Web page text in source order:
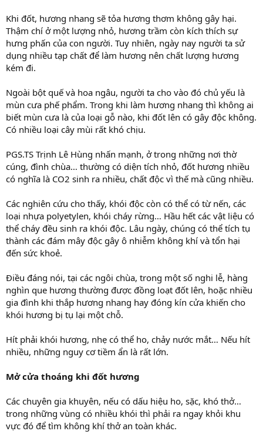
Khi đốt, hương nhang sẽ tỏa hương thơm không gây hại.
Thậm chí ở một lượng nhỏ, hương trầm còn kích thích sự
hưng phấn của con người. Tuy nhiên, ngày nay người ta sử
dụng nhiều tạp chất để làm hương nên chất lượng hương
kém đi.
Ngoài bột quế và hoa ngâu, người ta cho vào đó chủ yếu là
mùn cưa phế phẩm. Trong khi làm hương nhang thì không ai
biết mùn cưa là của loại gỗ nào, khi đốt lên có gây độc không.
Có nhiều loại cây mùi rất khó chịu.
PGS.TS Trịnh Lê Hùng nhấn mạnh, ở trong những nơi thờ
cúng, đình chùa… thường có diện tích nhỏ, đốt hương nhiều
có nghĩa là CO2 sinh ra nhiều, chất độc vì thế mà cũng nhiều.
Các nghiên cứu cho thấy, khói độc còn có thể có từ nến, các
loại nhựa polyetylen, khói cháy rừng… Hầu hết các vật liệu có
thể cháy đều sinh ra khói độc. Lâu ngày, chúng có thể tích tụ
thành các đám mây độc gây ô nhiễm không khí và tổn hại
đến sức khoẻ.
Điều đáng nói, tại các ngôi chùa, trong một số nghi lễ, hàng
nghìn que hương thường được đồng loạt đốt lên, hoặc nhiều
gia đình khi thắp hương nhang hay đóng kín cửa khiến cho
khói hương bị tụ lại một chỗ.
Hít phải khói hương, nhẹ có thể ho, chảy nước mắt… Nếu hít
nhiều, những nguy cơ tiềm ẩn là rất lớn.
Mở cửa thoáng khi đốt hương
Các chuyên gia khuyên, nếu có dấu hiệu ho, sặc, khó thở…
trong những vùng có nhiều khói thì phải ra ngay khỏi khu
vực đó để tìm không khí thở an toàn khác.